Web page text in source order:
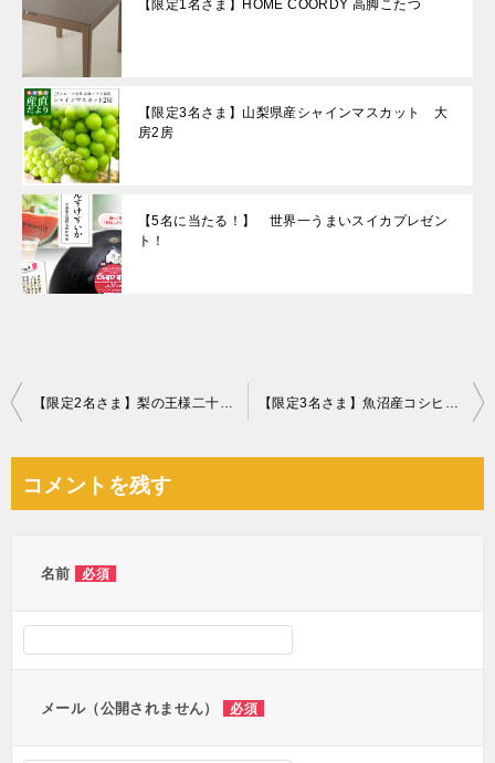
【限定1名さま】HOME COORDY 高脚こたつ
【限定3名さま】山梨県産シャインマスカット 大
房2房
【5名に当たる！】 世界一うまいスイカプレゼン
ト！
投
ビ
コメントを残す
名前 必須
メール（公開されません） 必須